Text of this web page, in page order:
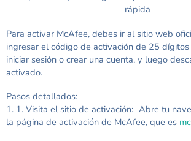
rápida
Para activar McAfee, debes ir al sitio web
ingresar el código de activación de 25
iniciar sesión o crear una cuenta, y luego
activado.
Pasos detallados:
1. 1. Visita el sitio de activación: Abre tu
la página de activación de McAfee, que es